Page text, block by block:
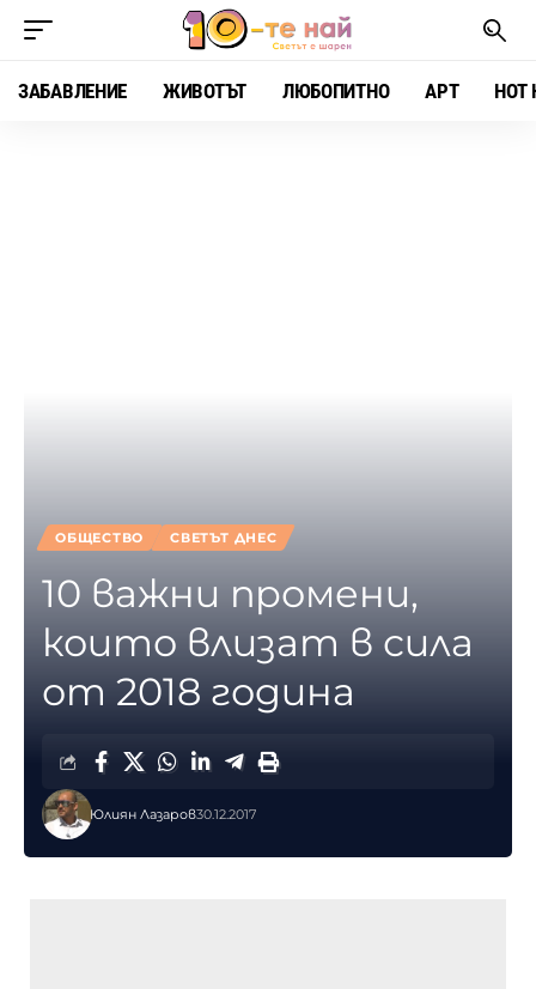
ЗАБАВЛЕНИЕ ЖИВОТЪТ ЛЮБОПИТНО АРТ HOT
ОБЩЕСТВО СВЕТЪТ ДНЕС
10 важни промени,
които влизат в сила
от 2018 година
Юлиян Лазаров30.12.2017